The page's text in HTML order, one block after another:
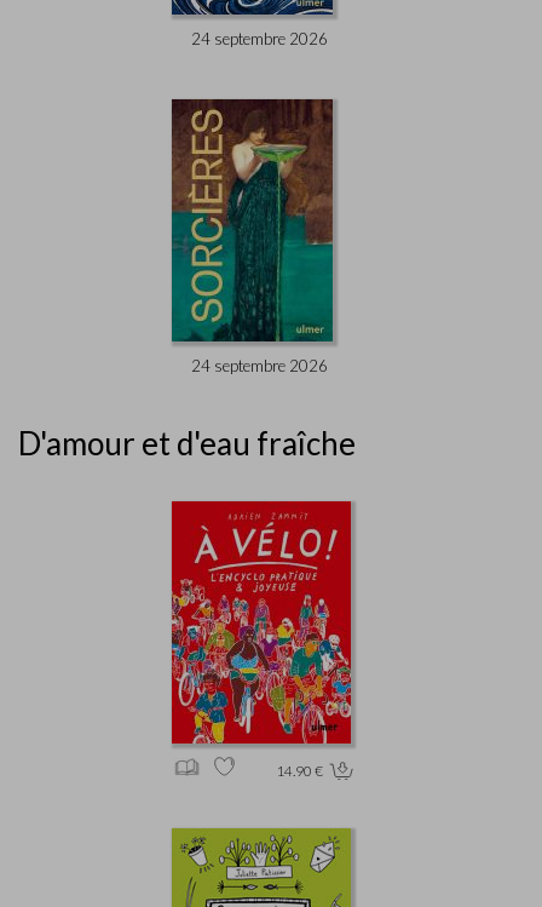
24 septembre 2026
24 septembre 2026
D'amour et d'eau fraîche
14.90 €